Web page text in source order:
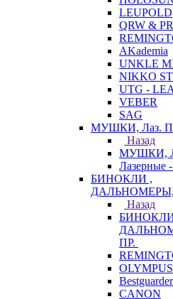
LEUPOLD
QRW &
AKademia
UNKLE
NIKKO
UTG -
VEBER
SAG
МУШКИ, Лаз.
Назад
МУШКИ,
Лазерные
БИНОКЛИ ,
Назад
ПР.
OLYMPUS
Bestguarder
CANON